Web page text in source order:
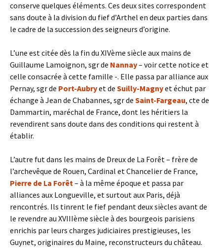
conserve quelques éléments. Ces deux sites correspondent
sans doute à la division du fief d’Arthel en deux parties dans
le cadre de la succession des seigneurs d’origine.
L’une est citée dès la fin du XIVème siècle aux mains de
Guillaume Lamoignon, sgr de Nannay– voir cette notice et
celle consacrée à cette famille -. Elle passa par alliance aux
Pernay, sgr de Port-Aubryet de Suilly-Magnyet échut par
échange à Jean de Chabannes, sgr de Saint-Fargeau, cte de
Dammartin, maréchal de France, dont les héritiers la
revendirent sans doute dans des conditions qui restent à
établir.
L’autre fut dans les mains de Dreux de La Forêt – frère de
l’archevêque de Rouen, Cardinal et Chancelier de France,
Pierre de La Forêt– à la même époque et passa par
alliances aux Longueville, et surtout aux Paris, déjà
rencontrés. Ils tinrent le fief pendant deux siècles avant de
le revendre au XVIIIème siècle à des bourgeois parisiens
enrichis par leurs charges judiciaires prestigieuses, les
Guynet, originaires du Maine, reconstructeurs du château.